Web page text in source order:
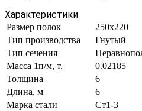
Характеристики
Размер полок
250х220
Тип производства
Гнутый
Тип сечения
Масса 1п/м, т.
0.02185
Толщина
6
Длина, м
6
Марка стали
Ст1-3